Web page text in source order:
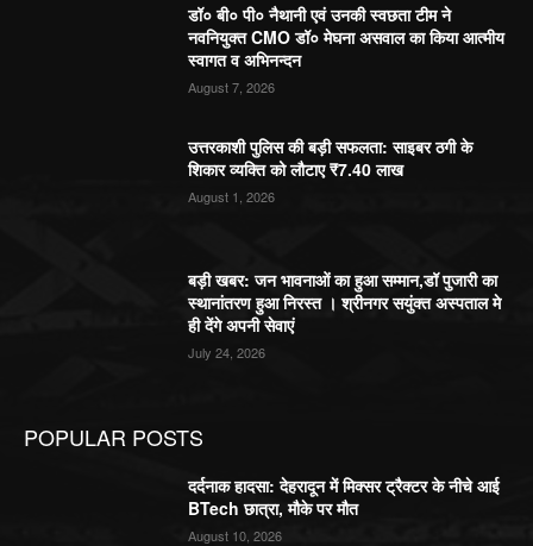
डॉ० बी० पी० नैथानी एवं उनकी स्वछता टीम ने
नवनियुक्त CMO डॉ० मेघना असवाल का किया आत्मीय
स्वागत व अभिनन्दन
August 7, 2026
उत्तरकाशी पुलिस की बड़ी सफलता: साइबर ठगी के
शिकार व्यक्ति को लौटाए ₹7.40 लाख
August 1, 2026
बड़ी खबर: जन भावनाओं का हुआ सम्मान,डॉ पुजारी का
स्थानांतरण हुआ निरस्त । श्रीनगर सयुंक्त अस्पताल मे
ही देंगे अपनी सेवाएं
July 24, 2026
POPULAR POSTS
दर्दनाक हादसा: देहरादून में मिक्सर ट्रैक्टर के नीचे आई
BTech छात्रा, मौके पर मौत
August 10, 2026